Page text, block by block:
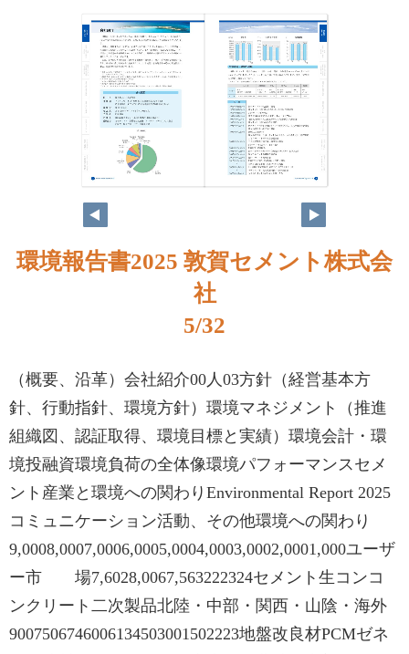
環境報告書2025 敦賀セメント株式会
社
5/32
（概要、沿革）会社紹介00人03方針（経営基本方
針、行動指針、環境方針）環境マネジメント（推進
組織図、認証取得、環境目標と実績）環境会計・環
境投融資環境負荷の全体像環境パフォーマンスセメ
ント産業と環境への関わりEnvironmental Report 2025
コミュニケーション活動、その他環境への関わり
9,0008,0007,0006,0005,0004,0003,0002,0001,000ユーザ
ー市 場7,6028,0067,563222324セメント生コンコ
ンクリート二次製品北陸・中部・関西・山陰・海外
9007506746006134503001502223地盤改良材PCMゼネ